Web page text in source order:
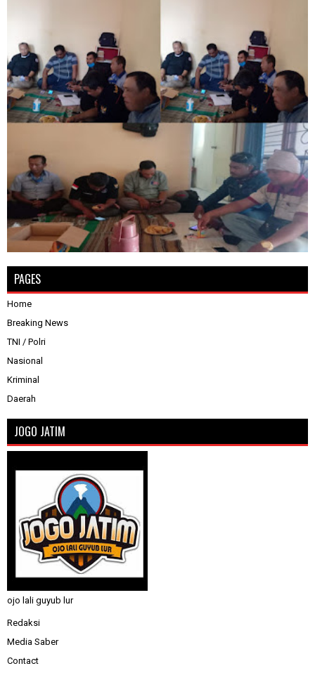
PAGES
Home
Breaking News
TNI / Polri
Nasional
Kriminal
Daerah
JOGO JATIM
ojo lali guyub lur
Redaksi
Media Saber
Contact